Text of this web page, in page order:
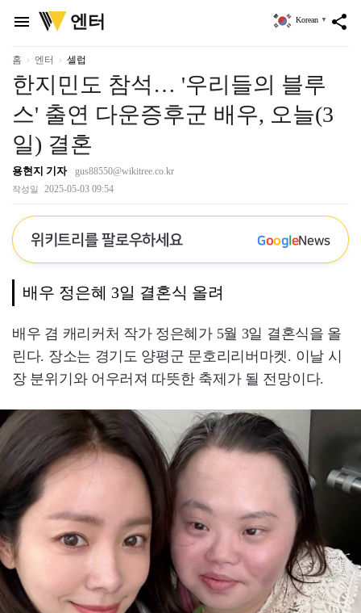
menu
위
키
리
엔터 share
Korean ▼
홈 엔터 셀럽
한지민도 참석… '우리들의 블루
스' 출연 다운증후군 배우, 오늘(3
일) 결혼
용현지 기자 gus88550@wikitree.co.kr
작성일 2025-05-03 09:54
위키트리를 팔로우하세요 GoogleNews
배우 정은혜 3일 결혼식 올려
배우 겸 캐리커처 작가 정은혜가 5월 3일 결혼식을 올
린다. 장소는 경기도 양평군 문호리리버마켓. 이날 시
장 분위기와 어우러져 따뜻한 축제가 될 전망이다.